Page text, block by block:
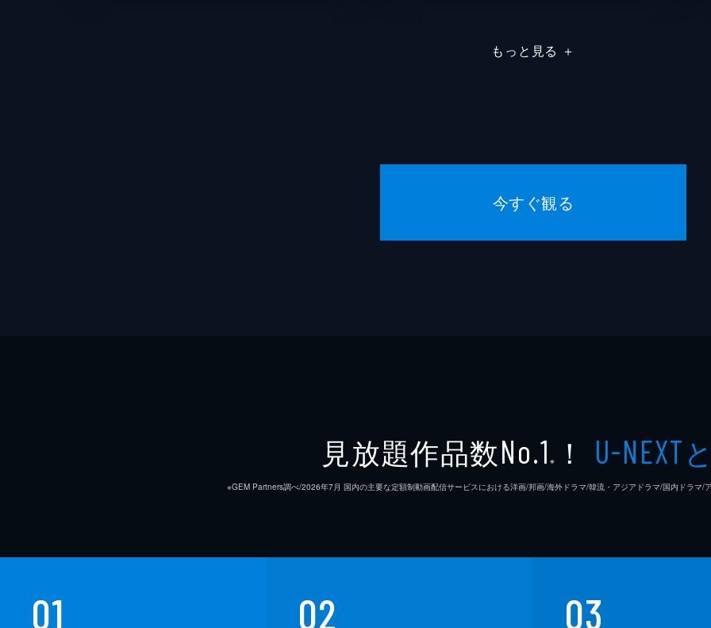
もっと見る ＋
今すぐ観る
見放題作品数No.1 ※ ！ U-NEXT
※GEM Partners調べ/2026年7⽉ 国内の主要な定額制動画配信サービスにおける洋画/邦画/海外ドラマ/韓流・アジアドラマ/国内ドラマ/
01 02 03